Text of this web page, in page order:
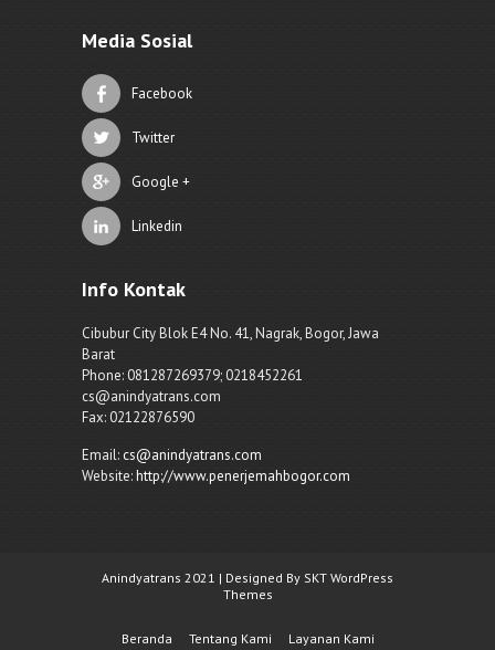
Media Sosial
Facebook
Twitter
Google +
Linkedin
Info Kontak
Cibubur City Blok E4 No. 41, Nagrak, Bogor, Jawa
Barat
Phone: 081287269379; 0218452261
cs@anindyatrans.com
Fax: 02122876590
Email: cs@anindyatrans.com
Website:http://www.penerjemahbogor.com
Anindyatrans 2021 | Designed By SKT WordPress
Themes
Beranda Tentang Kami
Layanan Kami